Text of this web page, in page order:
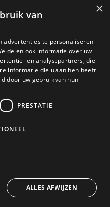
Valberg / PN du
product via WhatsApp
×
van
advertenties te personaliseren
delen ook informatie over uw
en analysepartners, die
informatie die u aan hen heeft
door uw gebruik van hun
PRESTATIE
ALLES AFWIJZEN